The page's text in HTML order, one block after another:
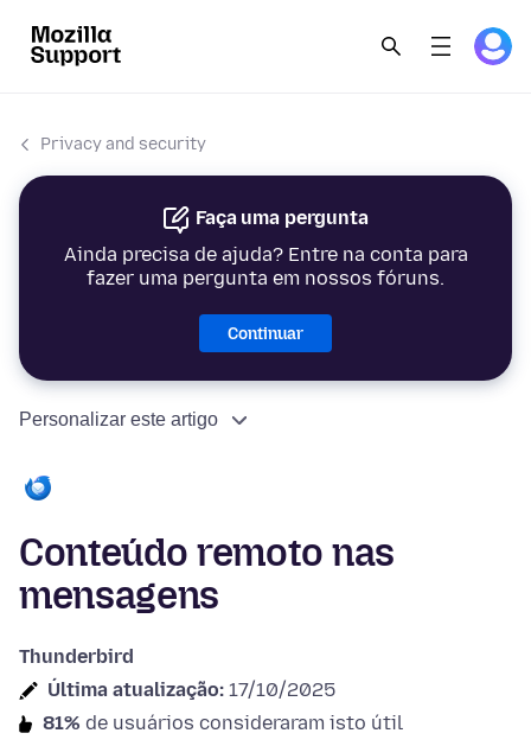
Privacy and security
Faça uma pergunta
Ainda precisa de ajuda? Entre na conta para
fazer uma pergunta em nossos fóruns.
Continuar
Personalizar este artigo
Conteúdo remoto nas
mensagens
Thunderbird
Última atualização: 17/10/2025
81% de usuários consideraram isto útil